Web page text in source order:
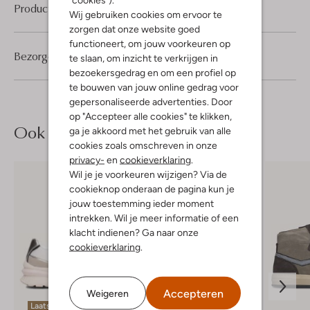
Wij gebruiken cookies om ervoor te
zorgen dat onze website goed
functioneert, om jouw voorkeuren op
te slaan, om inzicht te verkrijgen in
bezoekersgedrag en om een profiel op
te bouwen van jouw online gedrag voor
gepersonaliseerde advertenties. Door
op "Accepteer alle cookies" te klikken,
ga je akkoord met het gebruik van alle
cookies zoals omschreven in onze
privacy- en cookieverklaring.
Wil je je voorkeuren wijzigen? Via de
cookieknop onderaan de pagina kun je
jouw toestemming ieder moment
intrekken. Wil je meer informatie of een
klacht indienen? Ga naar onze
cookieverklaring.
Weigeren Accepteren
Product informatie
Bezorgen & retourneren
Ook iets voor jou?
Laatste items